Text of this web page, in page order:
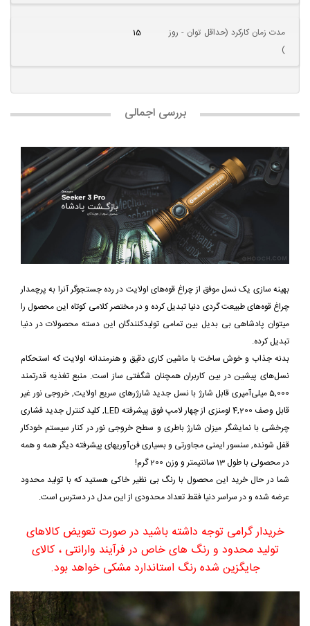
مدت زمان کارکرد (حداقل توان - روز
)
15
بررسی اجمالی
بهینه سازی یک نسل موفق از چراغ قوه‌های اولایت در رده جستجوگر آنرا به پرچمدار
چراغ قوه‌های طبیعت گردی دنیا تبدیل کرده و در مختصر کلامی کوتاه این محصول را
میتوان پادشاهی بی بدیل بین تمامی تولیدکنندگان این دسته محصولات در دنیا
تبدیل کرده.
بدنه جذاب و خوش ساخت با ماشین کاری دقیق و هنرمندانه اولایت که استحکام
نسل‌های پیشین در بین کاربران همچنان شگفتی ساز است. منبع تغذیه قدرتمند
5,000 میلی‌آمپری قابل شارژ با نسل جدید شارژرهای سریع اولایت, خروجی نور غیر
قابل وصف 4,200 لومنزی از چهار لامپ فوق پیشرفته LED, کلید کنترل جدید فشاری
چرخشی با نمایشگر میزان شارژ باطری و سطح خروجی نور در کنار سیستم خودکار
قفل شونده, سنسور ایمنی مجاورتی و بسیاری فن‌آوریهای پیشرفته دیگر همه و همه
در محصولی با طول 13 سانتیمتر و وزن 200 گرم!
شما در حال خرید این محصول با رنگ بی نظیر خاکی هستید که با تولید محدود
عرضه شده و در سراسر دنیا فقط تعداد محدودی از این مدل در دسترس است.
خریدار گرامی توجه داشته باشید در صورت تعویض کالاهای
تولید محدود و رنگ های خاص در فرآیند وارانتی ، کالای
جایگزین شده رنگ استاندارد مشکی خواهد بود.